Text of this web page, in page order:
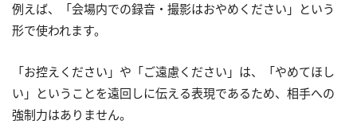
例えば、「会場内での録音・撮影はおやめください」という
形で使われます。
「お控えください」や「ご遠慮ください」は、「やめてほし
い」ということを遠回しに伝える表現であるため、相手への
強制力はありません。